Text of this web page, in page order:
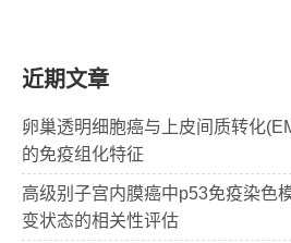
近期文章
卵巢透明细胞癌与上皮间质转化
的免疫组化特征
高级别子宫内膜癌中p53免疫染色
变状态的相关性评估